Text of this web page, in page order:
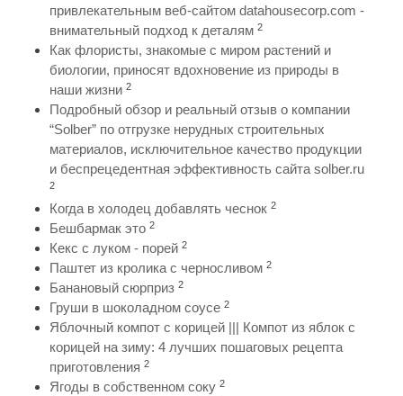
привлекательным веб-сайтом datahousecorp.com -
внимательный подход к деталям 2
Как флористы, знакомые с миром растений и
биологии, приносят вдохновение из природы в
наши жизни 2
Подробный обзор и реальный отзыв о компании
“Solber” по отгрузке нерудных строительных
материалов, исключительное качество продукции
и беспрецедентная эффективность сайта solber.ru
2
Когда в холодец добавлять чеснок 2
Бешбармак это 2
Кекс с луком - порей 2
Паштет из кролика с черносливом 2
Банановый сюрприз 2
Груши в шоколадном соусе 2
Яблочный компот с корицей ||| Компот из яблок с
корицей на зиму: 4 лучших пошаговых рецепта
приготовления 2
Ягоды в собственном соку 2